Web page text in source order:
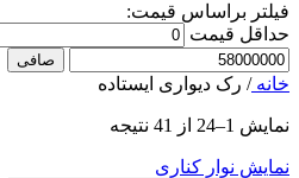
فیلتر براساس قیمت:
حداقل قیمت
صافی
خانه/ رک دیواری ایستاده
نمایش 1–24 از 41 نتیجه
نمایش نوار کناری